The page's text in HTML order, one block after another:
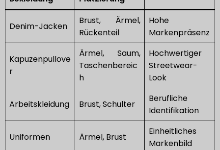
Denim-Jacken
Brust, Ärmel,
Rückenteil
Hohe
Markenpräsenz
Kapuzenpullove
r
Ärmel, Saum,
Taschenbereic
h
Hochwertiger
Streetwear-
Look
Arbeitskleidung Brust, Schulter
Berufliche
Identifikation
Uniformen Ärmel, Brust
Einheitliches
Markenbild